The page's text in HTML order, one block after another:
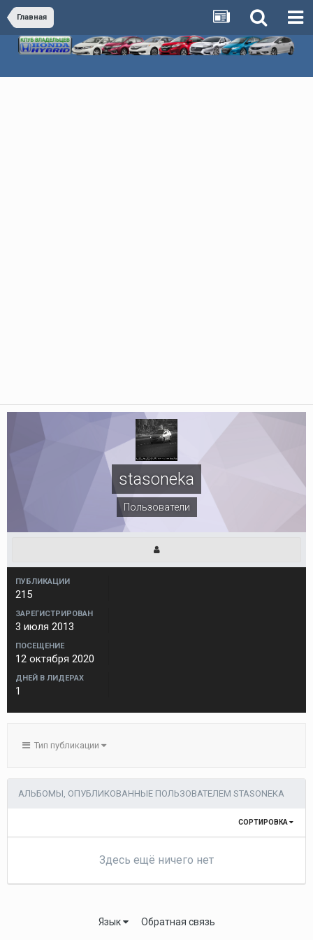
Главная
stasoneka
Пользователи
ПУБЛИКАЦИИ
215
ЗАРЕГИСТРИРОВАН
3 июля 2013
ПОСЕЩЕНИЕ
12 октября 2020
ДНЕЙ В ЛИДЕРАХ
1
Тип публикации
АЛЬБОМЫ, ОПУБЛИКОВАННЫЕ ПОЛЬЗОВАТЕЛЕМ STASONEKA
СОРТИРОВКА
Здесь ещё ничего нет
Язык Обратная связь